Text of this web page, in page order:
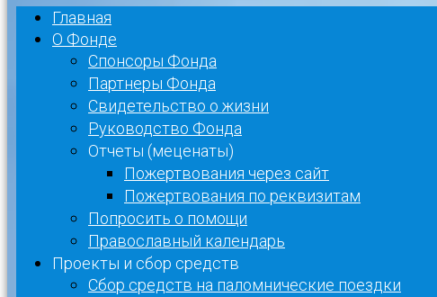
Главная
О Фонде
Спонсоры Фонда
Партнеры Фонда
Свидетельство о жизни
Руководство Фонда
Отчеты (меценаты)
Пожертвования через сайт
Пожертвования по реквизитам
Попросить о помощи
Православный календарь
Проекты и сбор средств
Сбор средств на паломнические поездки